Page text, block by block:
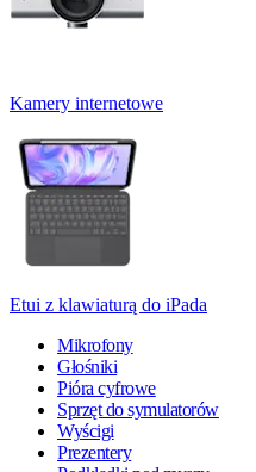
Kamery internetowe
Etui z klawiaturą do iPada
Mikrofony
Głośniki
Pióra cyfrowe
Sprzęt do symulatorów
Wyścigi
Prezentery